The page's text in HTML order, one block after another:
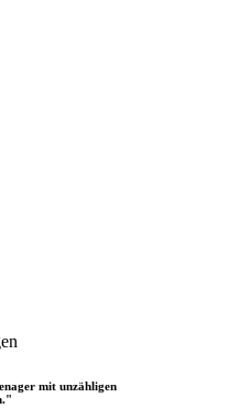
mit unzähligen